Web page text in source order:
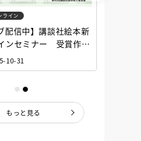
ライン
配信中】講談社絵本新
ンセミナー 受賞作家
が語る「絵本創作実践
10-31
もっと見る